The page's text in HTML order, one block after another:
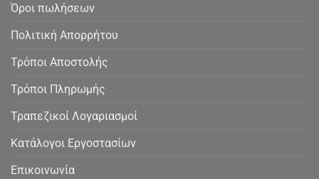
Όροι πωλήσεων
Πολιτική Απορρήτου
Τρόποι Αποστολής
Τρόποι Πληρωμής
Τραπεζικοί Λογαριασμοί
Κατάλογοι Εργοστασίων
Επικοινωνία